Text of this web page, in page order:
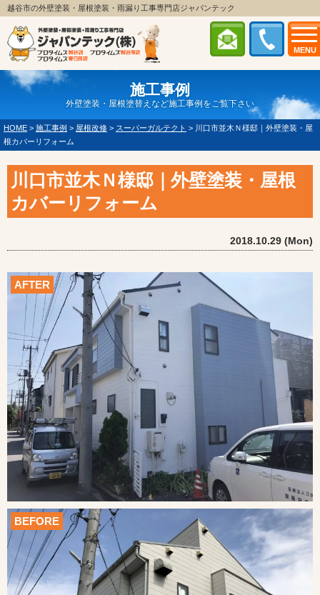
MENU
越谷市の外壁塗装・屋根塗装・雨漏り工事専門店ジャパンテック
施工事例
外壁塗装・屋根塗替えなど施工事例をご覧下さい
HOME > 施工事例 > 屋根改修 > スーパーガルテクト > 川口市並木Ｎ様邸｜外壁塗装・屋
根カバーリフォーム
川口市並木Ｎ様邸｜外壁塗装・屋根
カバーリフォーム
2018.10.29 (Mon)
AFTER
BEFORE